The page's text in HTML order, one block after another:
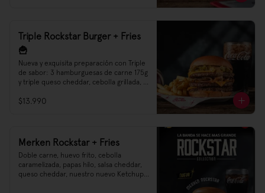
Triple Rockstar Burger + Fries
🍟
Nueva y exquisita preparación con Triple
de sabor: 3 hamburguesas de carne 175g
y triple queso cheddar, cebolla grillada,
Rockstar.
$13.990
Merken Rockstar + Fries
Doble carne, huevo frito, cebolla
caramelizada, papas hilo, salsa cheddar,
queso cheddar, nuestro nuevo Ketchup